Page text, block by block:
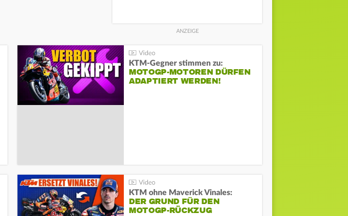
KTM-Gegner stimmen zu:
MOTOGP-MOTOREN DÜRFEN
ADAPTIERT WERDEN!
KTM ohne Maverick Vinales:
DER GRUND FÜR DEN
MOTOGP-RÜCKZUG